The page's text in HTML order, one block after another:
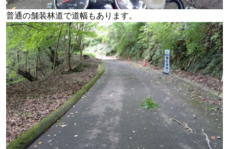
普通の舗装林道で道幅もあります。